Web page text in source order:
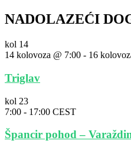
NADOLAZEĆI
kol 14
14 kolovoza @ 7:00 - 16
Triglav
kol 23
7:00 - 17:00 CEST
Špancir pohod –